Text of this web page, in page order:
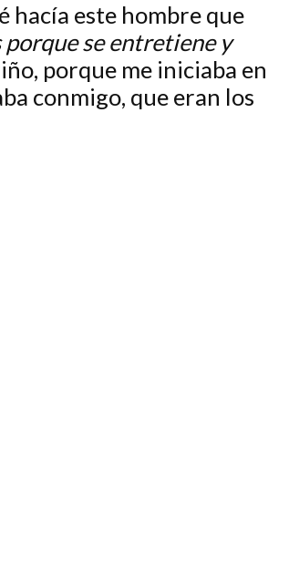
hacía este hombre que
porque se entretiene y
porque me iniciaba en
conmigo, que eran los